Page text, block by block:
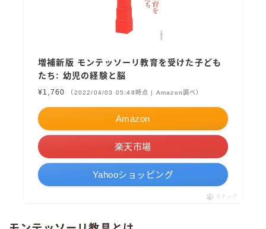
増補新版 モンテッソーリ教育を受けた子ども
たち: 幼児の経験と脳
¥1,760 （2022/04/03 05:49時点 | Amazon調べ）
Amazon
楽天市場
Yahooショッピング
ポチップ